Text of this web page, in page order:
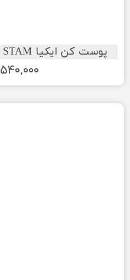
پوست کن ایکیا STAM ( کد کالا :602.332.52 )
۵۴۰,۰۰۰ تومان